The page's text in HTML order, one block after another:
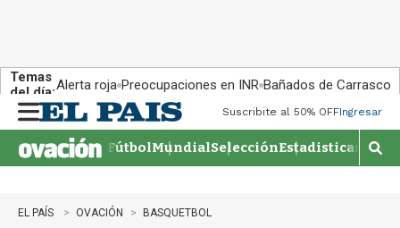
Temas
del día:Alerta roja Preocupaciones en INR Bañados de Carrasco
n
u
Suscribite al 50% OFFIngresar
FútbolMundialSelecciónEstadisticas
M
o
EL PAÍS OVACIÓN BASQUETBOL